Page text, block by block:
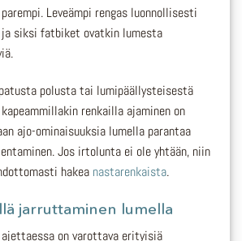
Leveämpi rengas luonnollisesti
ja siksi fatbiket ovatkin lumesta
polusta tai lumipäällysteisestä
renkailla ajaminen on
ajo-ominaisuuksia lumella parantaa
Jos irtolunta ei ole yhtään, niin
hakea nastarenkaista.
jarruttaminen lumella
on varottava erityisiä